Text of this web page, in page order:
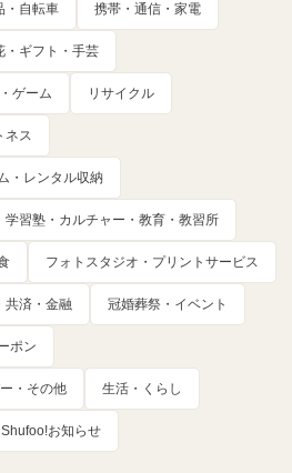
・自転車 携帯・通信・家電
・ギフト・手芸
ゲーム リサイクル
ネス
・レンタル収納
学習塾・カルチャー・教育・教習所
フォトスタジオ・プリントサービス
共済・金融 冠婚葬祭・イベント
ポン
・その他 生活・くらし
Shufoo!お知らせ